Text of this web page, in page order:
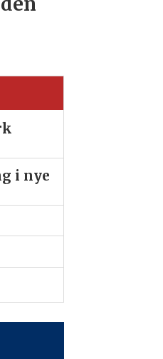
i nye